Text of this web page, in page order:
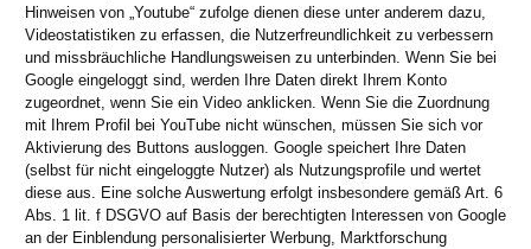
Hinweisen von „Youtube“ zufolge dienen diese unter anderem dazu,
Videostatistiken zu erfassen, die Nutzerfreundlichkeit zu verbessern
und missbräuchliche Handlungsweisen zu unterbinden. Wenn Sie bei
Google eingeloggt sind, werden Ihre Daten direkt Ihrem Konto
zugeordnet, wenn Sie ein Video anklicken. Wenn Sie die Zuordnung
mit Ihrem Profil bei YouTube nicht wünschen, müssen Sie sich vor
Aktivierung des Buttons ausloggen. Google speichert Ihre Daten
(selbst für nicht eingeloggte Nutzer) als Nutzungsprofile und wertet
diese aus. Eine solche Auswertung erfolgt insbesondere gemäß Art. 6
Abs. 1 lit. f DSGVO auf Basis der berechtigten Interessen von Google
an der Einblendung personalisierter Werbung, Marktforschung